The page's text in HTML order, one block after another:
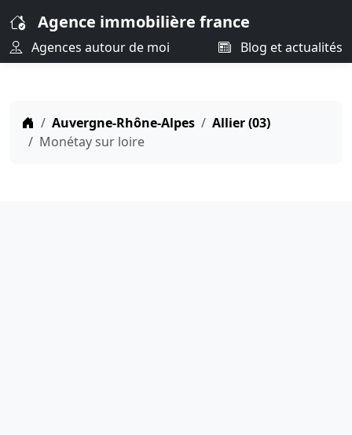
Agence immobilière france
Agences autour de moi Blog et actualités
Auvergne-Rhône-Alpes
Allier (03)
Monétay sur loire